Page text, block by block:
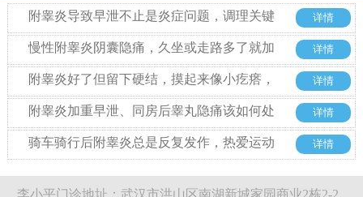
附睾炎导致早泄不止是炎症问题，调理关键
在于这几点
详情
慢性附睾炎阴囊隐痛，久坐或走路多了就加
重该怎么办
详情
附睾炎好了但留下硬结，摸起来像小疙瘩，
是癌吗?
详情
附睾炎加重早泄、同房后睾丸隐痛该如何处
理
详情
骑车骑行后附睾炎总是反复发作，热爱运动
详情
李小平门诊地址：武汉市洪山区南湖新城家园商业2栋2-2